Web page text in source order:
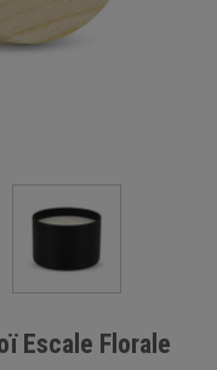
Escale Florale